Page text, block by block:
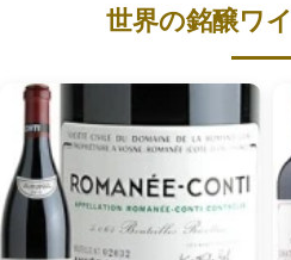
世界の銘醸ワ